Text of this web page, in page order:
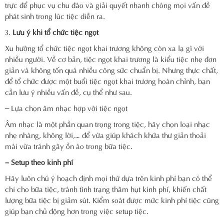
trực để phục vụ chu đáo và giải quyết nhanh chóng mọi vấn đề
phát sinh trong lúc tiệc diễn ra.
Lưu ý khi tổ chức tiệc ngọt
Xu hướng tổ chức tiệc ngọt khai trương không còn xa lạ gì với
nhiều người. Về cơ bản, tiệc ngọt khai trương là kiểu tiệc nhẹ đơn
giản và không tốn quá nhiều công sức chuẩn bị. Nhưng thực chất,
để tổ chức được một buổi tiệc ngọt khai trương hoàn chỉnh, bạn
cần lưu ý nhiều vấn đề, cụ thể như sau.
– Lựa chọn âm nhạc hợp với tiệc ngọt
Âm nhạc là một phần quan trọng trong tiệc, hãy chọn loại nhạc
nhẹ nhàng, không lời,… để vừa giúp khách khứa thư giản thoải
mái vừa tránh gây ồn ào trong bữa tiệc.
– Setup theo kinh phí
Hãy luôn chú ý hoạch định mọi thứ dựa trên kinh phí bạn có thể
chi cho bữa tiệc, tránh tình trạng thâm hụt kinh phí, khiến chất
lượng bữa tiệc bị giảm sút. Kiểm soát được mức kinh phí tiệc cũng
giúp bạn chủ động hơn trong việc setup tiệc.